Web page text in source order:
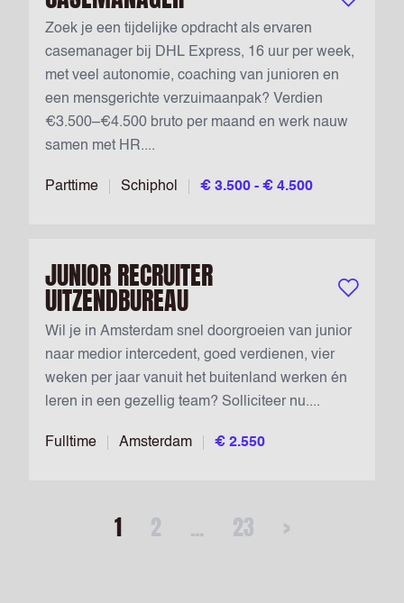
Bewaar
Parttime Schiphol € 3.500 - € 4.500
Zoek je een tijdelijke opdracht als ervaren
casemanager bij DHL Express, 16 uur per week,
met veel autonomie, coaching van junioren en
een mensgerichte verzuimaanpak? Verdien
€3.500–€4.500 bruto per maand en werk nauw
samen met HR....
JUNIOR RECRUITER
UITZENDBUREAU Bewaar
Fulltime Amsterdam € 2.550
Wil je in Amsterdam snel doorgroeien van junior
naar medior intercedent, goed verdienen, vier
weken per jaar vanuit het buitenland werken én
leren in een gezellig team? Solliciteer nu....
1 2 ... 23 >